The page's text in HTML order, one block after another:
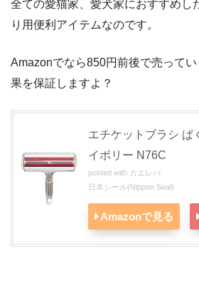
全ての愛猫家、愛犬家におすすめし
り用便利アイテムなのです。
Amazonでなら850円前後で売って
果を保証しますよ？
エチケットブラシ ぱ
イボリー N76C
posted with カエレバ
日本シール(Nippon Seal)
Amazonで見る